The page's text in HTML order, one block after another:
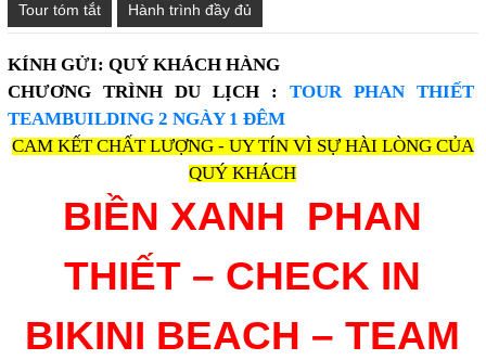
Tour tóm tắt Hành trình đầy đủ
KÍNH GỬI: QUÝ KHÁCH HÀNG
CHƯƠNG TRÌNH DU LỊCH :TOUR PHAN THIẾT
TEAMBUILDING 2 NGÀY 1 ĐÊM
CAM KẾT CHẤT LƯỢNG - UY TÍN VÌ SỰ HÀI LÒNG CỦA
QUÝ KHÁCH
BIỀN XANH PHAN
THIẾT – CHECK IN
BIKINI BEACH – TEAM